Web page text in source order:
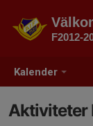
Kalender
F2012-
Aktiviteter